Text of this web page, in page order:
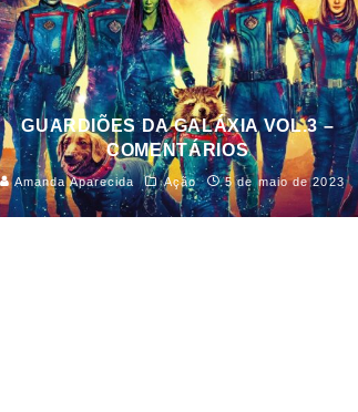
GUARDIÕES DA GALÁXIA VOL.3 –
COMENTÁRIOS
Amanda Aparecida Ação 5 de maio de 2023